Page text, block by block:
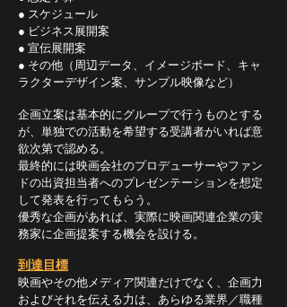
● スケジュール
● ビジネス展開案
● 宣伝展開案
● その他（周辺データ、イメージボード、キャ
ラクターデザイン案、サンプル映像など）
企画立案は基本的にグループで行うものとする
が、単独での活動を希望する受講者がいれば意
欲次第で認める。
最終的には映画会社のプロデューサーやファン
ドの出資担当者へのプレゼンテーションを想定
して発表を行ってもらう。
優秀な企画があれば、実際に映画関連企業の実
務家に企画提案する機会を設ける。
到達目標
映画やその他メディア関連だけでなく、企画力
およびそれを伝える力は、あらゆる業界／職種